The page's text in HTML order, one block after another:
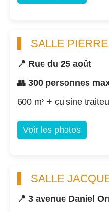
SALLE
📍 Rue du 25 août
👥 300 personnes
600 m² + cuisine
Voir les photos
SALLE
📍 3 avenue Daniel